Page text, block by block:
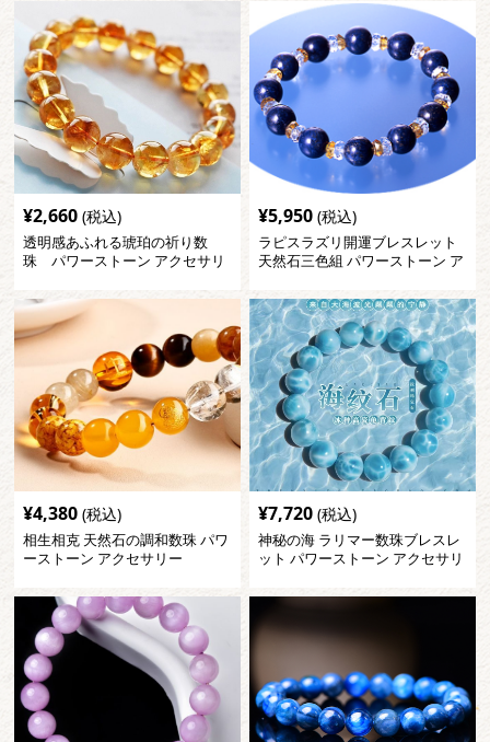
¥2,660 (税込)
透明感あふれる琥珀の祈り数
珠 パワーストーン アクセサリ
¥5,950 (税込)
ラピスラズリ開運ブレスレット
天然石三色組 パワーストーン ア
¥4,380 (税込)
相生相克 天然石の調和数珠 パワ
ーストーン アクセサリー
¥7,720 (税込)
神秘の海 ラリマー数珠ブレスレ
ット パワーストーン アクセサリ